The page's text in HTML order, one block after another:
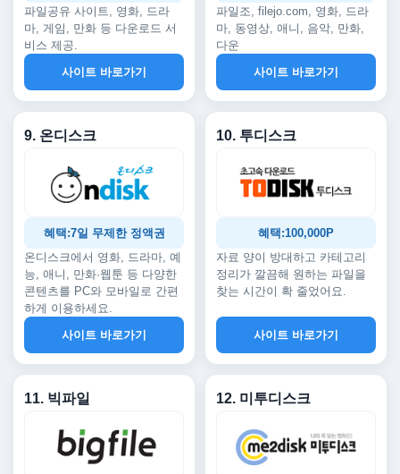
파일공유 사이트, 영화, 드라
마, 게임, 만화 등 다운로드 서
비스 제공.
사이트 바로가기
파일조, filejo.com, 영화, 드라
마, 동영상, 애니, 음악, 만화,
다운
사이트 바로가기
9. 온디스크
혜택:7일 무제한 정액권
온디스크에서 영화, 드라마, 예
능, 애니, 만화·웹툰 등 다양한
콘텐츠를 PC와 모바일로 간편
하게 이용하세요.
사이트 바로가기
10. 투디스크
혜택:100,000P
자료 양이 방대하고 카테고리
정리가 깔끔해 원하는 파일을
찾는 시간이 확 줄었어요.
사이트 바로가기
11. 빅파일 12. 미투디스크